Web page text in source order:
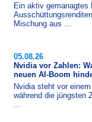
Ein aktiv gemanagtes
Mischung aus ...
05.08.26
Nvidia vor Zahlen:
neuen AI-Boom
Nvidia steht vor
während die jüngsten